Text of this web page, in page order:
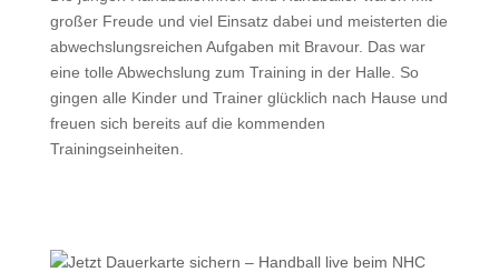
großer Freude und viel Einsatz dabei und meisterten die
abwechslungsreichen Aufgaben mit Bravour. Das war
eine tolle Abwechslung zum Training in der Halle. So
gingen alle Kinder und Trainer glücklich nach Hause und
freuen sich bereits auf die kommenden
Trainingseinheiten.